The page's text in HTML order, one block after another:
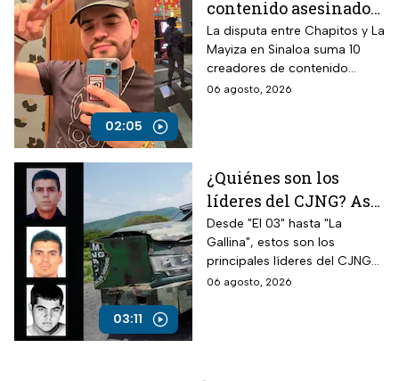
02:05
contenido asesinados
desde la guerra entre
Chapitos y La Mayiza
La disputa entre Chapitos y La
Mayiza en Sinaloa suma 10
creadores de contenido
asesinados desde septiembre
06 agosto, 2026
03:11
¿Quiénes son los
líderes del CJNG? Así
opera la cúpula del
cártel que busca EUA
Desde "El 03" hasta "La
Gallina", estos son los
principales líderes del CJNG
identificados por autoridades
06 agosto, 2026